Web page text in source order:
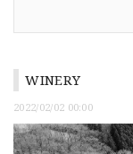
WINERY
2022/02/02 00:00